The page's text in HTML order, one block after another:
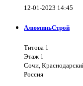
12-01-2023 14:45
АлюминьСтрой
Титова 1
Этаж 1
Сочи,
Россия